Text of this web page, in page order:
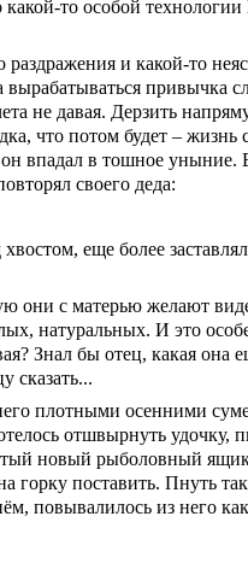
то особой
и какой-то
вырабатываться привычка
не давая. Дерзить
что потом будет – жизнь
впадал в тошное уныние.
своего деда:
еще более
они с матерью желают
натуральных. И это
Знал бы отец, какая она
сказать...
плотными осенними
отшвырнуть удочку,
новый рыболовный
горку поставить. Пнуть
повывалилось из него